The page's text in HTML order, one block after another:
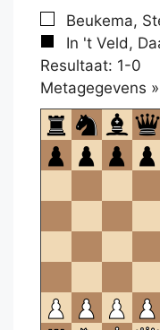
Beukema,
In 't Veld,
Resultaat: 1-0
Metagegevens »